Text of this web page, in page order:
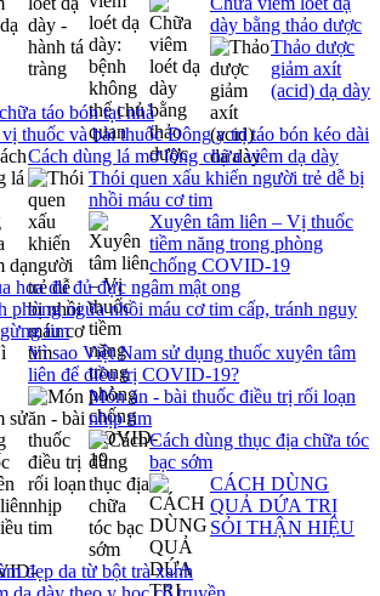
dày bằng thảo dược
Thảo dược
giảm axít
(acid) dạ dày
táo bón tại nhà
thuốc và bài thuốc Đông y trị táo bón kéo dài
Cách dùng lá mơ lông chữa viêm dạ dày
Thói quen xấu khiến người trẻ dễ bị
nhồi máu cơ tim
Xuyên tâm liên – Vị thuốc
tiềm năng trong phòng
chống COVID-19
hoa đu đủ đực ngâm mật ong
phòng ngừa nhồi máu cơ tim cấp, tránh nguy
tim
Vì sao Việt Nam sử dụng thuốc xuyên tâm
liên để điều trị COVID-19?
Món ăn - bài thuốc điều trị rối loạn
nhịp tim
Cách dùng thục địa chữa tóc
bạc sớm
CÁCH DÙNG
QUẢ DỨA TRỊ
SỎI THẬN HIỆU
đẹp da từ bột trà xanh